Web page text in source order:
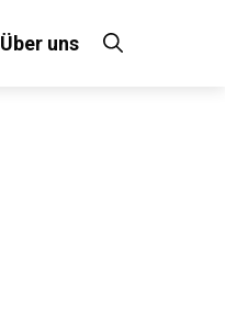
Über uns